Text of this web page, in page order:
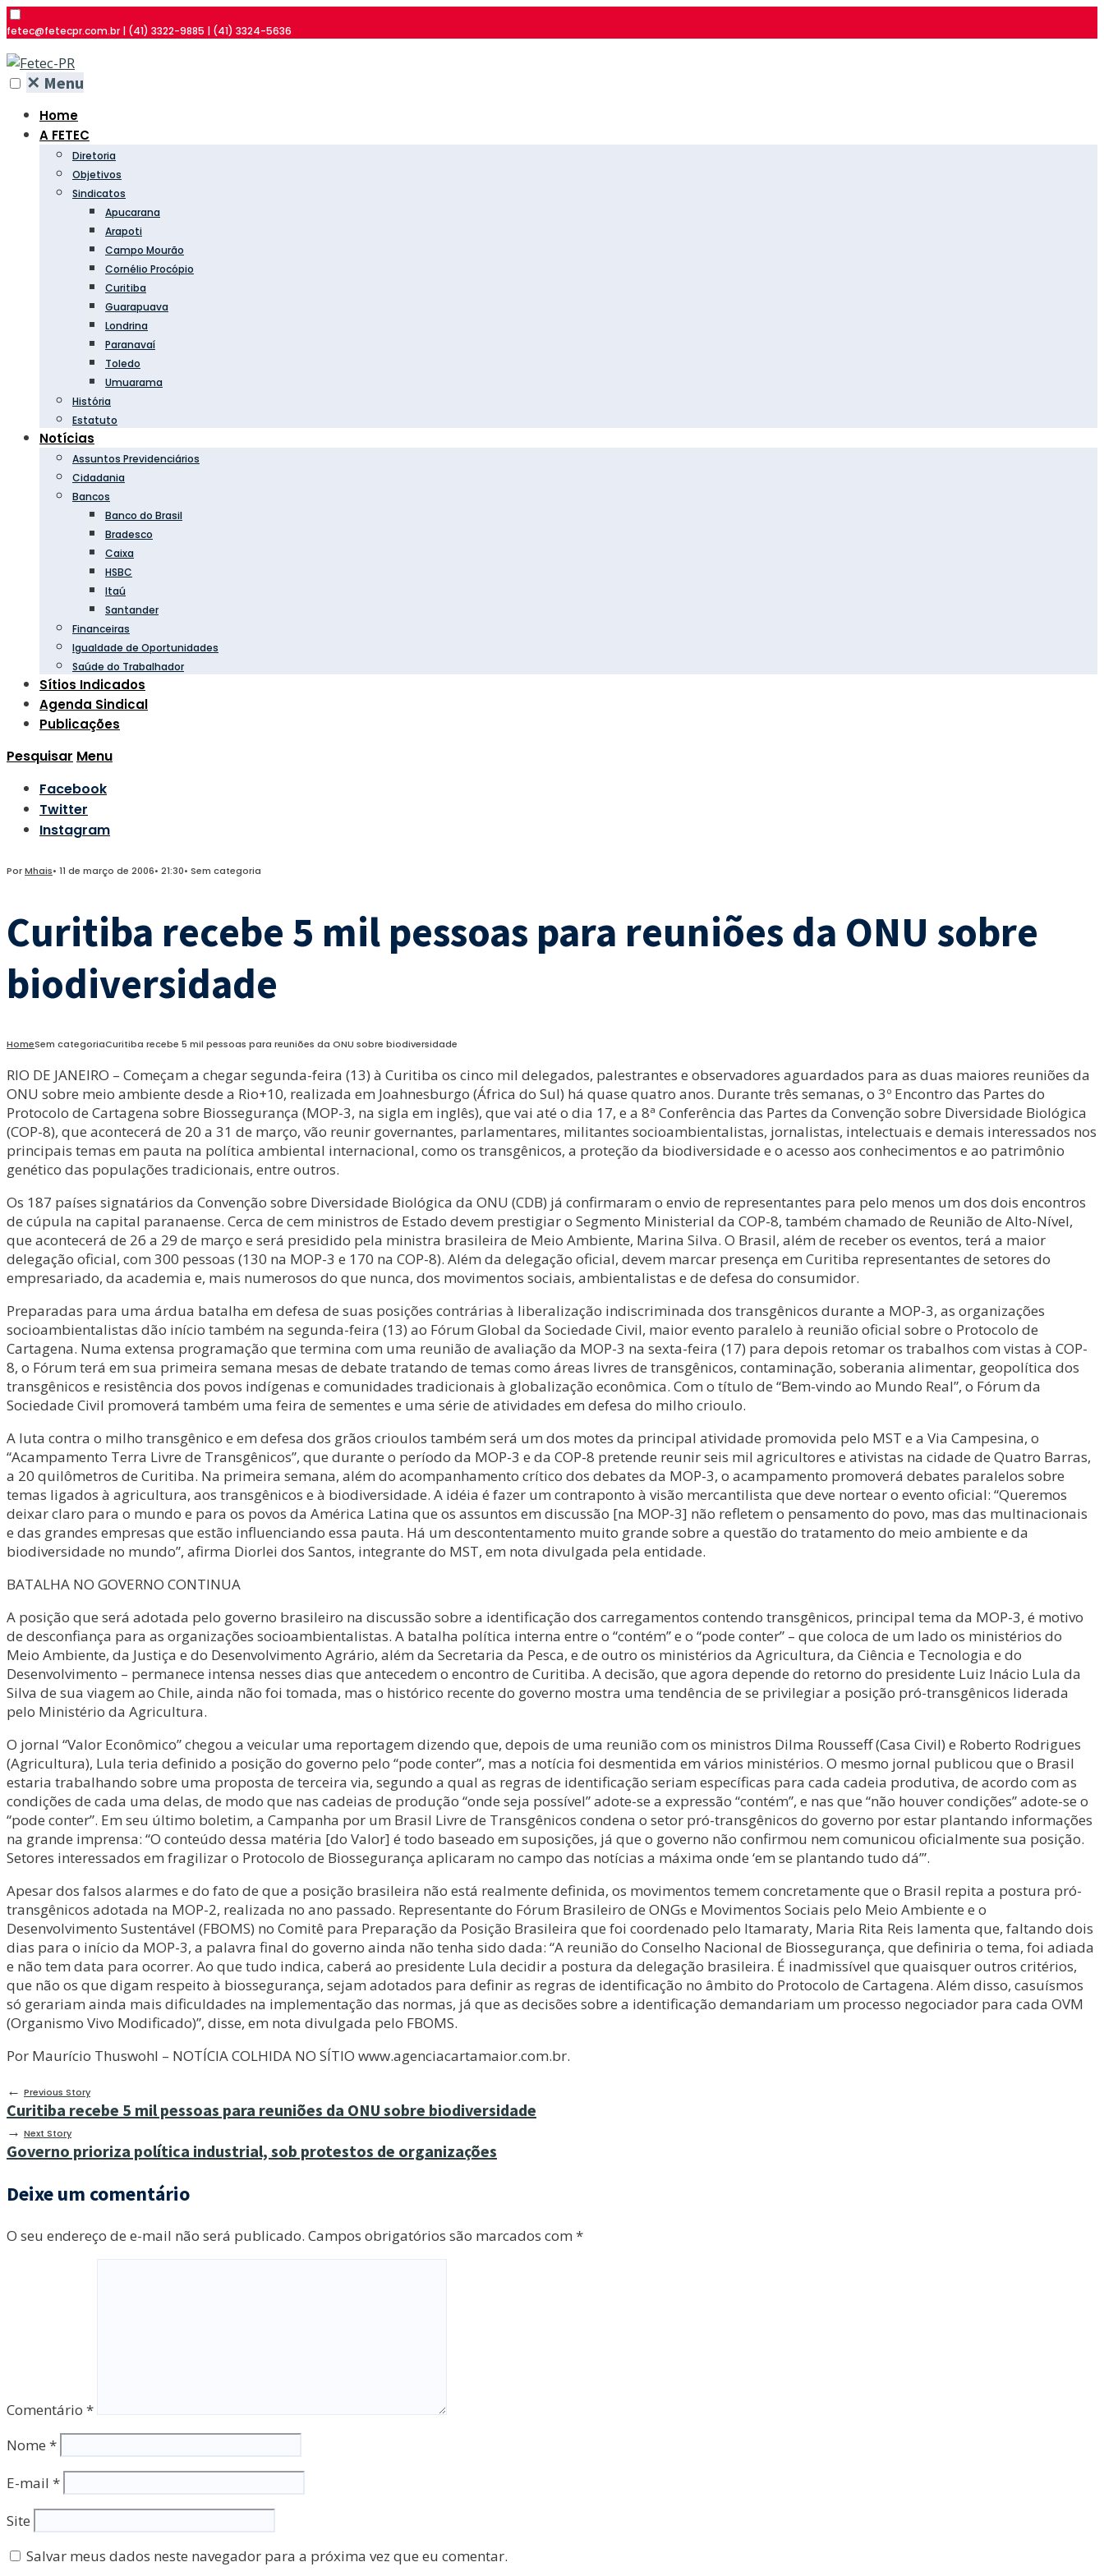
fetec@fetecpr.com.br | (41) 3322-9885 | (41) 3324-5636
✕ Menu
Home
A FETEC
Diretoria
Objetivos
Sindicatos
Apucarana
Arapoti
Campo Mourão
Cornélio Procópio
Curitiba
Guarapuava
Londrina
Paranavaí
Toledo
Umuarama
História
Estatuto
Notícias
Assuntos Previdenciários
Cidadania
Bancos
Banco do Brasil
Bradesco
Caixa
HSBC
Itaú
Santander
Financeiras
Igualdade de Oportunidades
Saúde do Trabalhador
Sítios Indicados
Agenda Sindical
Publicações
Pesquisar Menu
Facebook
Twitter
Instagram
PorMhais• 11 de março de 2006• 21:30• Sem categoria
Curitiba recebe 5 mil pessoas para reuniões da ONU sobre
biodiversidade
HomeSem categoriaCuritiba recebe 5 mil pessoas para reuniões da ONU sobre biodiversidade
RIO DE JANEIRO – Começam a chegar segunda-feira (13) à Curitiba os cinco mil delegados, palestrantes e observadores aguardados para as duas maiores reuniões da
ONU sobre meio ambiente desde a Rio+10, realizada em Joahnesburgo (África do Sul) há quase quatro anos. Durante três semanas, o 3º Encontro das Partes do
Protocolo de Cartagena sobre Biossegurança (MOP-3, na sigla em inglês), que vai até o dia 17, e a 8ª Conferência das Partes da Convenção sobre Diversidade Biológica
(COP-8), que acontecerá de 20 a 31 de março, vão reunir governantes, parlamentares, militantes socioambientalistas, jornalistas, intelectuais e demais interessados nos
principais temas em pauta na política ambiental internacional, como os transgênicos, a proteção da biodiversidade e o acesso aos conhecimentos e ao patrimônio
genético das populações tradicionais, entre outros.
Os 187 países signatários da Convenção sobre Diversidade Biológica da ONU (CDB) já confirmaram o envio de representantes para pelo menos um dos dois encontros
de cúpula na capital paranaense. Cerca de cem ministros de Estado devem prestigiar o Segmento Ministerial da COP-8, também chamado de Reunião de Alto-Nível,
que acontecerá de 26 a 29 de março e será presidido pela ministra brasileira de Meio Ambiente, Marina Silva. O Brasil, além de receber os eventos, terá a maior
delegação oficial, com 300 pessoas (130 na MOP-3 e 170 na COP-8). Além da delegação oficial, devem marcar presença em Curitiba representantes de setores do
empresariado, da academia e, mais numerosos do que nunca, dos movimentos sociais, ambientalistas e de defesa do consumidor.
Preparadas para uma árdua batalha em defesa de suas posições contrárias à liberalização indiscriminada dos transgênicos durante a MOP-3, as organizações
socioambientalistas dão início também na segunda-feira (13) ao Fórum Global da Sociedade Civil, maior evento paralelo à reunião oficial sobre o Protocolo de
Cartagena. Numa extensa programação que termina com uma reunião de avaliação da MOP-3 na sexta-feira (17) para depois retomar os trabalhos com vistas à COP-
8, o Fórum terá em sua primeira semana mesas de debate tratando de temas como áreas livres de transgênicos, contaminação, soberania alimentar, geopolítica dos
transgênicos e resistência dos povos indígenas e comunidades tradicionais à globalização econômica. Com o título de “Bem-vindo ao Mundo Real”, o Fórum da
Sociedade Civil promoverá também uma feira de sementes e uma série de atividades em defesa do milho crioulo.
A luta contra o milho transgênico e em defesa dos grãos crioulos também será um dos motes da principal atividade promovida pelo MST e a Via Campesina, o
“Acampamento Terra Livre de Transgênicos”, que durante o período da MOP-3 e da COP-8 pretende reunir seis mil agricultores e ativistas na cidade de Quatro Barras,
a 20 quilômetros de Curitiba. Na primeira semana, além do acompanhamento crítico dos debates da MOP-3, o acampamento promoverá debates paralelos sobre
temas ligados à agricultura, aos transgênicos e à biodiversidade. A idéia é fazer um contraponto à visão mercantilista que deve nortear o evento oficial: “Queremos
deixar claro para o mundo e para os povos da América Latina que os assuntos em discussão [na MOP-3] não refletem o pensamento do povo, mas das multinacionais
e das grandes empresas que estão influenciando essa pauta. Há um descontentamento muito grande sobre a questão do tratamento do meio ambiente e da
biodiversidade no mundo”, afirma Diorlei dos Santos, integrante do MST, em nota divulgada pela entidade.
BATALHA NO GOVERNO CONTINUA
A posição que será adotada pelo governo brasileiro na discussão sobre a identificação dos carregamentos contendo transgênicos, principal tema da MOP-3, é motivo
de desconfiança para as organizações socioambientalistas. A batalha política interna entre o “contém” e o “pode conter” – que coloca de um lado os ministérios do
Meio Ambiente, da Justiça e do Desenvolvimento Agrário, além da Secretaria da Pesca, e de outro os ministérios da Agricultura, da Ciência e Tecnologia e do
Desenvolvimento – permanece intensa nesses dias que antecedem o encontro de Curitiba. A decisão, que agora depende do retorno do presidente Luiz Inácio Lula da
Silva de sua viagem ao Chile, ainda não foi tomada, mas o histórico recente do governo mostra uma tendência de se privilegiar a posição pró-transgênicos liderada
pelo Ministério da Agricultura.
O jornal “Valor Econômico” chegou a veicular uma reportagem dizendo que, depois de uma reunião com os ministros Dilma Rousseff (Casa Civil) e Roberto Rodrigues
(Agricultura), Lula teria definido a posição do governo pelo “pode conter”, mas a notícia foi desmentida em vários ministérios. O mesmo jornal publicou que o Brasil
estaria trabalhando sobre uma proposta de terceira via, segundo a qual as regras de identificação seriam específicas para cada cadeia produtiva, de acordo com as
condições de cada uma delas, de modo que nas cadeias de produção “onde seja possível” adote-se a expressão “contém”, e nas que “não houver condições” adote-se o
“pode conter”. Em seu último boletim, a Campanha por um Brasil Livre de Transgênicos condena o setor pró-transgênicos do governo por estar plantando informações
na grande imprensa: “O conteúdo dessa matéria [do Valor] é todo baseado em suposições, já que o governo não confirmou nem comunicou oficialmente sua posição.
Setores interessados em fragilizar o Protocolo de Biossegurança aplicaram no campo das notícias a máxima onde ‘em se plantando tudo dá’”.
Apesar dos falsos alarmes e do fato de que a posição brasileira não está realmente definida, os movimentos temem concretamente que o Brasil repita a postura pró-
transgênicos adotada na MOP-2, realizada no ano passado. Representante do Fórum Brasileiro de ONGs e Movimentos Sociais pelo Meio Ambiente e o
Desenvolvimento Sustentável (FBOMS) no Comitê para Preparação da Posição Brasileira que foi coordenado pelo Itamaraty, Maria Rita Reis lamenta que, faltando dois
dias para o início da MOP-3, a palavra final do governo ainda não tenha sido dada: “A reunião do Conselho Nacional de Biossegurança, que definiria o tema, foi adiada
e não tem data para ocorrer. Ao que tudo indica, caberá ao presidente Lula decidir a postura da delegação brasileira. É inadmissível que quaisquer outros critérios,
que não os que digam respeito à biossegurança, sejam adotados para definir as regras de identificação no âmbito do Protocolo de Cartagena. Além disso, casuísmos
só gerariam ainda mais dificuldades na implementação das normas, já que as decisões sobre a identificação demandariam um processo negociador para cada OVM
(Organismo Vivo Modificado)”, disse, em nota divulgada pelo FBOMS.
Por Maurício Thuswohl – NOTÍCIA COLHIDA NO SÍTIO www.agenciacartamaior.com.br.
← Previous Story
Curitiba recebe 5 mil pessoas para reuniões da ONU sobre biodiversidade
→ Next Story
Governo prioriza política industrial, sob protestos de organizações
Deixe um comentário
O seu endereço de e-mail não será publicado. Campos obrigatórios são marcados com *
Comentário *
Nome *
E-mail *
Site
Salvar meus dados neste navegador para a próxima vez que eu comentar.